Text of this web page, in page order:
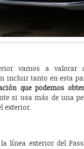
vamos a valorar
incluir tanto en esta
que podemos
si usa más de una
exterior.
línea exterior del